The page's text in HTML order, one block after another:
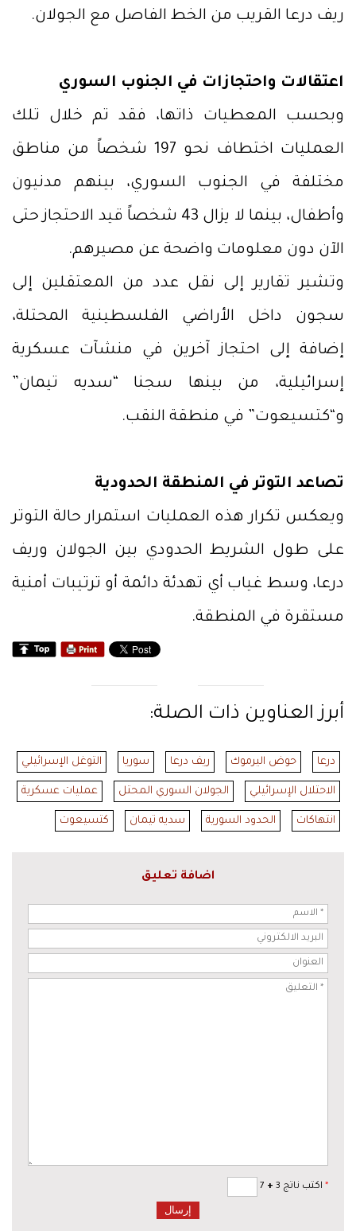
ريف درعا القريب من الخط الفاصل مع الجولان.
اعتقالات واحتجازات في الجنوب السوري
وبحسب المعطيات ذاتها، فقد تم خلال تلك
العمليات اختطاف نحو 197 شخصاً من مناطق
مختلفة في الجنوب السوري، بينهم مدنيون
وأطفال، بينما لا يزال 43 شخصاً قيد الاحتجاز حتى
الآن دون معلومات واضحة عن مصيرهم.
وتشير تقارير إلى نقل عدد من المعتقلين إلى
سجون داخل الأراضي الفلسطينية المحتلة،
إضافة إلى احتجاز آخرين في منشآت عسكرية
إسرائيلية، من بينها سجنا “سديه تيمان”
و“كتسيعوت” في منطقة النقب.
تصاعد التوتر في المنطقة الحدودية
ويعكس تكرار هذه العمليات استمرار حالة التوتر
على طول الشريط الحدودي بين الجولان وريف
درعا، وسط غياب أي تهدئة دائمة أو ترتيبات أمنية
مستقرة في المنطقة.
أبرز العناوين ذات الصلة:
درعا حوض اليرموك ريف درعا سوريا التوغل الإسرائيلي
الاحتلال الإسرائيلي الجولان السوري المحتل عمليات عسكرية
انتهاكات الحدود السورية سديه تيمان كتسيعوت
اضافة تعليق
* اكتب ناتج 3 +